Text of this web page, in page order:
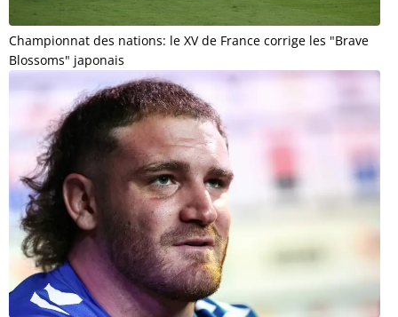
Championnat des nations: le XV de France corrige les "Brave
Blossoms" japonais